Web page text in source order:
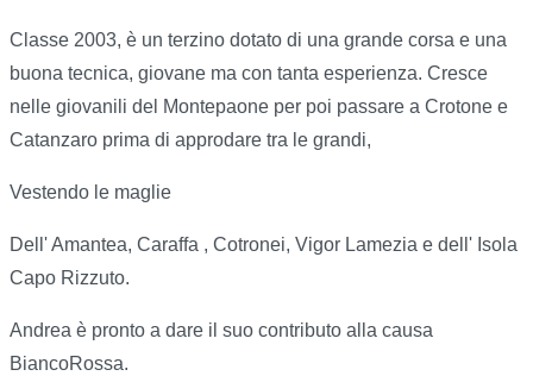
Classe 2003, è un terzino dotato di una grande corsa e una
buona tecnica, giovane ma con tanta esperienza. Cresce
nelle giovanili del Montepaone per poi passare a Crotone e
Catanzaro prima di approdare tra le grandi,
Vestendo le maglie
Dell' Amantea, Caraffa , Cotronei, Vigor Lamezia e dell' Isola
Capo Rizzuto.
Andrea è pronto a dare il suo contributo alla causa
BiancoRossa.